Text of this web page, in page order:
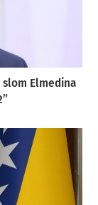
Elmedina